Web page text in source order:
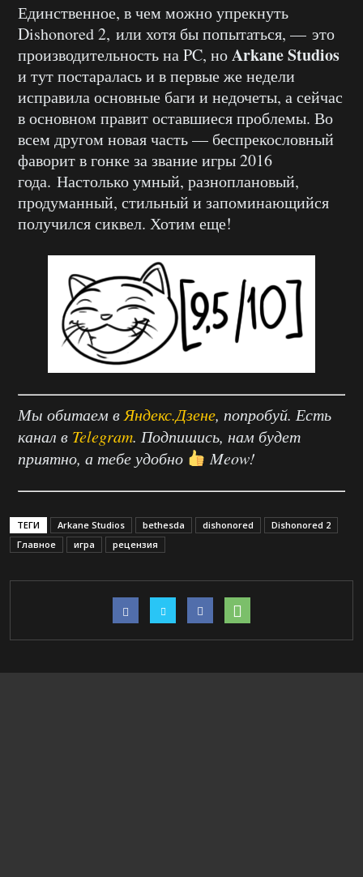
Единственное, в чем можно упрекнуть
Dishonored 2, или хотя бы попытаться, — это
производительность на PC, ноArkane Studios
и тут постаралась и в первые же недели
исправила основные баги и недочеты, а сейчас
в основном правит оставшиеся проблемы. Во
всем другом новая часть — беспрекословный
фаворит в гонке за звание игры 2016
года. Настолько умный, разноплановый,
продуманный, стильный и запоминающийся
получился сиквел. Хотим еще!
Мы обитаем в Яндекс.Дзене, попробуй. Есть
канал в Telegram. Подпишись, нам будет
приятно, а тебе удобно
Meow!
ТЕГИ Arkane Studios bethesda dishonored
Dishonored 2
Главное
игра рецензия